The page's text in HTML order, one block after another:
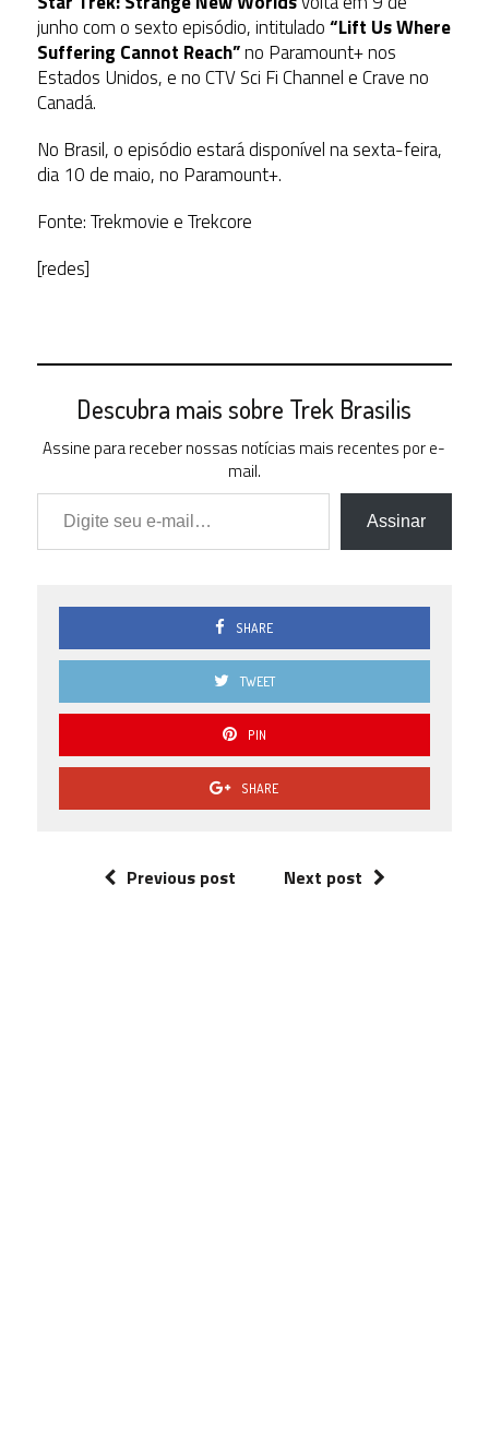
junho com o sexto episódio, intitulado“Lift Us Where
Suffering Cannot Reach”no Paramount+ nos
Estados Unidos, e no CTV Sci Fi Channel e Crave no
Canadá.
No Brasil, o episódio estará disponível na sexta-feira,
dia 10 de maio, no Paramount+.
Fonte: Trekmovie e Trekcore
[redes]
Descubra mais sobre Trek Brasilis
Assine para receber nossas notícias mais recentes por e-
mail.
Digite seu e-mail…
Assinar
SHARE
TWEET
PIN
SHARE
Previous post Next post